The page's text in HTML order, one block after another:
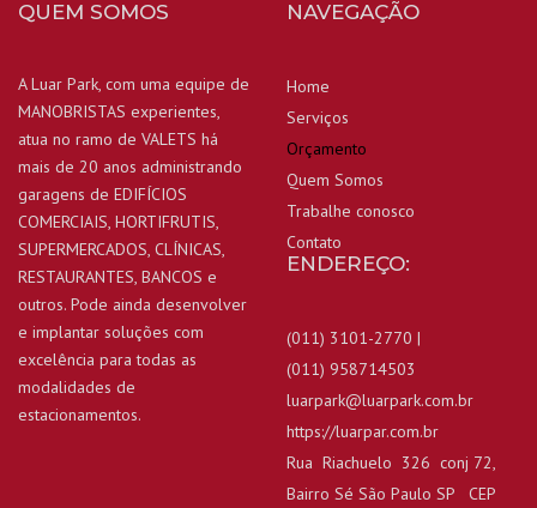
QUEM SOMOS
A Luar Park, com uma equipe de
MANOBRISTAS experientes,
atua no ramo de VALETS há
mais de 20 anos administrando
garagens de EDIFÍCIOS
COMERCIAIS, HORTIFRUTIS,
SUPERMERCADOS, CLÍNICAS,
RESTAURANTES, BANCOS e
outros. Pode ainda desenvolver
e implantar soluções com
excelência para todas as
modalidades de
estacionamentos.
NAVEGAÇÃO
Home
Serviços
Orçamento
Quem Somos
Trabalhe conosco
Contato
ENDEREÇO:
(011) 3101-2770 |
(011) 958714503
luarpark@luarpark.com.br
https://luarpar.com.br
Rua Riachuelo 326 conj 72,
Bairro Sé São Paulo SP CEP